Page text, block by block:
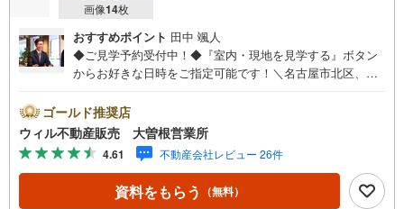
画像14枚
おすすめポイント 田中 颯人
◆ご見学予約受付中！◆『室内・現地を見学する』ボタン
からお好きな日時をご指定可能です！＼名古屋市北区、守
区、守山区の直接のご売却依頼を数多くいただいている不
動産仲介会社です。ネット上で分かる立地環境はもちろ
ん、過去にお任せいただいたお客様に現地の生の声をもと
に住戸環境を提案致します。＼平日のお住まい探しの方へ/
弊社では平日にご内覧・契約など平日にお住まい探しをさ
れるお客様にサービスをご用意しています。＼お仕事で忙
ゴールド推奨店
ウィル不動産販売 大曽根営業所
4.61 不動産会社レビュー 26件
資料をもらう （無料）